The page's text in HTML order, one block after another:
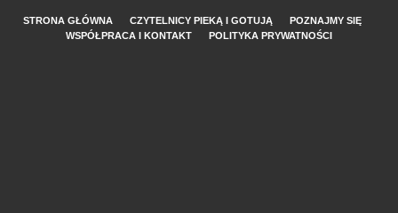
STRONA GŁÓWNA CZYTELNICY PIEKĄ I GOTUJĄ
POZNAJMY SIĘ
WSPÓŁPRACA I KONTAKT
POLITYKA PRYWATNOŚCI